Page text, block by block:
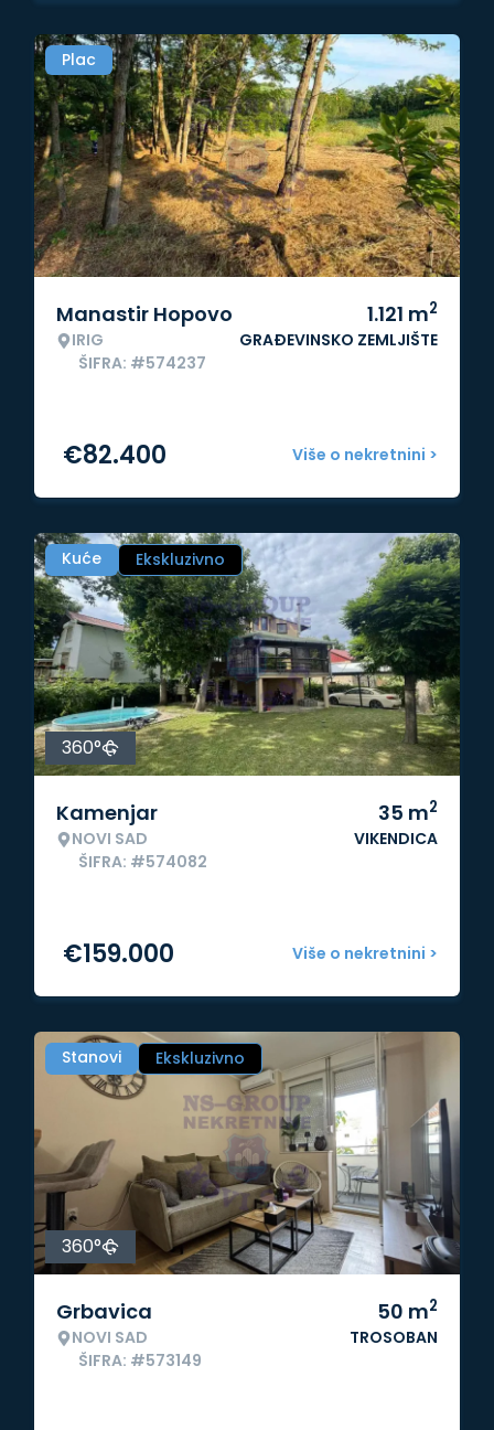
Plac
Manastir Hopovo
IRIG
ŠIFRA: #574237
1.121 m2
GRAĐEVINSKO ZEMLJIŠTE
Više o nekretnini >
€82.400
Kuće Ekskluzivno
360°
Kamenjar
NOVI SAD
ŠIFRA: #574082
35 m2
VIKENDICA
Više o nekretnini >
€159.000
Stanovi Ekskluzivno
360°
Grbavica
NOVI SAD
ŠIFRA: #573149
50 m2
TROSOBAN